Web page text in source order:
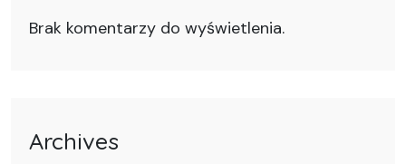
Brak komentarzy do wyświetlenia.
Archives